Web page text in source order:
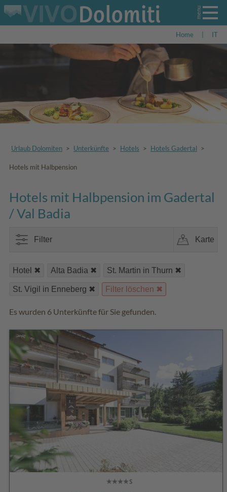
Home IT
Urlaub Dolomiten > Unterkünfte > Hotels > Hotels Gadertal >
Hotels mit Halbpension
Hotels mit Halbpension im Gadertal
/ Val Badia
Filter Karte
Hotel Alta Badia St. Martin in Thurn
St. Vigil in Enneberg Filter löschen
Es wurden 6 Unterkünfte für Sie gefunden.